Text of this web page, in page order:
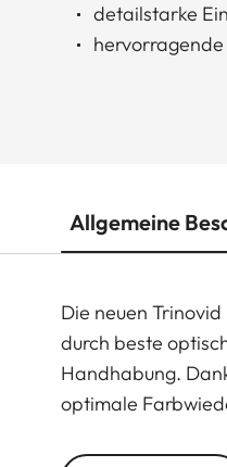
detailstarke
Allgemeine
Die neuen
durch beste
Handhabung.
optimale